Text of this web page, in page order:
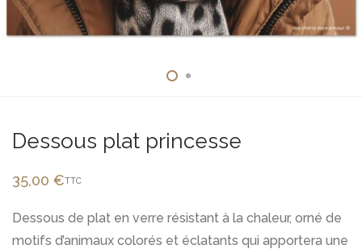
Dessous plat princesse
35,00 €TTC
Dessous de plat en verre résistant à la chaleur, orné de
motifs d’animaux colorés et éclatants qui apportera une